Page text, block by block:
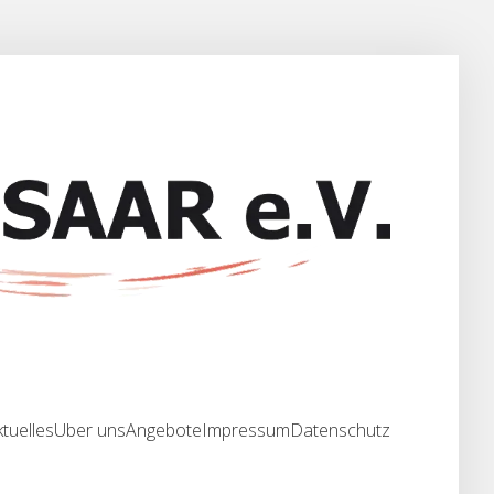
Über unsAngeboteImpressumDatenschutz